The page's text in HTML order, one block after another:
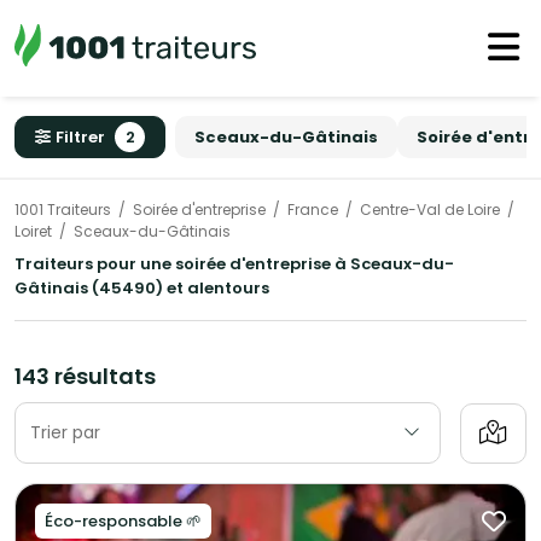
Filtrer 2 Sceaux-du-Gâtinais Soirée
1001 Traiteurs Soirée d'entreprise France
Centre-Val de Loire
Loiret
Sceaux-du-Gâtinais
Traiteurs pour une soirée d'entreprise à Sceaux-du-
Gâtinais (45490) et alentours
143 résultats
Trier par
Éco-responsable 🌱